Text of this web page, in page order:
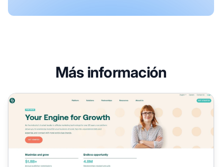
Más información
Programa de Afiliados CJ